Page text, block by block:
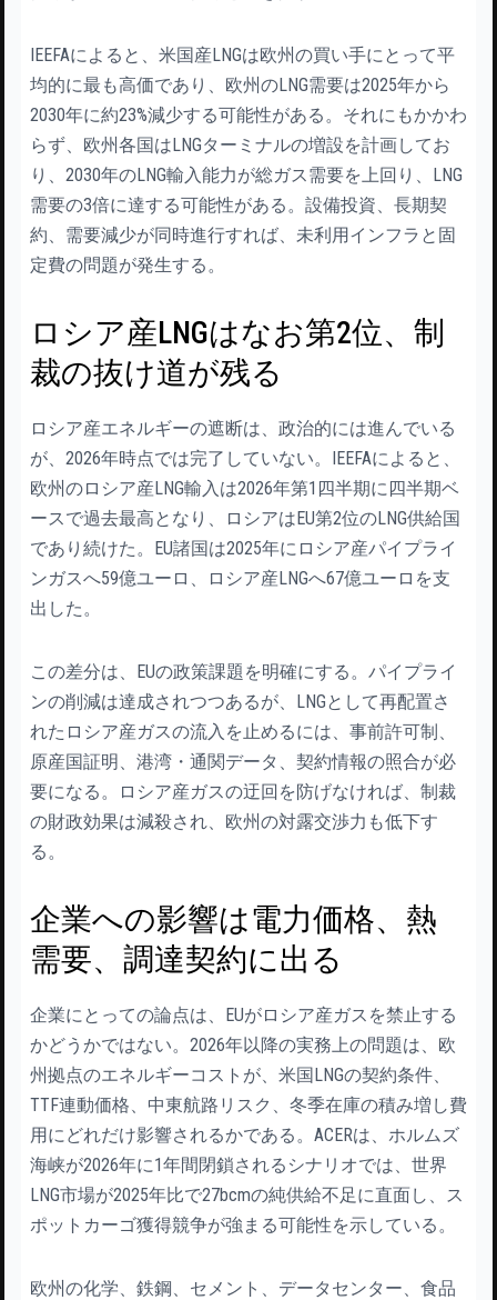
IEEFAによると、米国産LNGは欧州の買い手にとって平
均的に最も高価であり、欧州のLNG需要は2025年から
2030年に約23%減少する可能性がある。それにもかかわ
らず、欧州各国はLNGターミナルの増設を計画してお
り、2030年のLNG輸入能力が総ガス需要を上回り、LNG
需要の3倍に達する可能性がある。設備投資、長期契
約、需要減少が同時進行すれば、未利用インフラと固
定費の問題が発生する。
ロシア産LNGはなお第2位、制
裁の抜け道が残る
ロシア産エネルギーの遮断は、政治的には進んでいる
が、2026年時点では完了していない。IEEFAによると、
欧州のロシア産LNG輸入は2026年第1四半期に四半期ベ
ースで過去最高となり、ロシアはEU第2位のLNG供給国
であり続けた。EU諸国は2025年にロシア産パイプライ
ンガスへ59億ユーロ、ロシア産LNGへ67億ユーロを支
出した。
この差分は、EUの政策課題を明確にする。パイプライ
ンの削減は達成されつつあるが、LNGとして再配置さ
れたロシア産ガスの流入を止めるには、事前許可制、
原産国証明、港湾・通関データ、契約情報の照合が必
要になる。ロシア産ガスの迂回を防げなければ、制裁
の財政効果は減殺され、欧州の対露交渉力も低下す
る。
企業への影響は電力価格、熱
需要、調達契約に出る
企業にとっての論点は、EUがロシア産ガスを禁止する
かどうかではない。2026年以降の実務上の問題は、欧
州拠点のエネルギーコストが、米国LNGの契約条件、
TTF連動価格、中東航路リスク、冬季在庫の積み増し費
用にどれだけ影響されるかである。ACERは、ホルムズ
海峡が2026年に1年間閉鎖されるシナリオでは、世界
LNG市場が2025年比で27bcmの純供給不足に直面し、ス
ポットカーゴ獲得競争が強まる可能性を示している。
欧州の化学、鉄鋼、セメント、データセンター、食品